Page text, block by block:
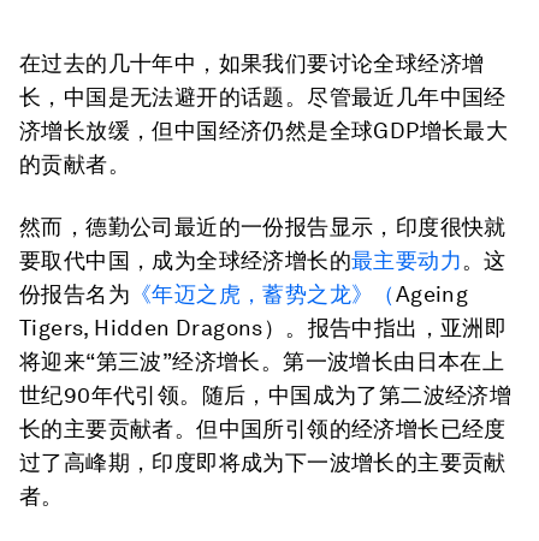
在过去的几十年中，如果我们要讨论全球经济增
长，中国是无法避开的话题。尽管最近几年中国经
济增长放缓，但中国经济仍然是全球GDP增长最大
的贡献者。
然而，德勤公司最近的一份报告显示，印度很快就
要取代中国，成为全球经济增长的最主要动力。这
份报告名为 《年迈之虎，蓄势之龙》（Ageing
Tigers, Hidden Dragons）。报告中指出，亚洲即
将迎来“第三波”经济增长。第一波增长由日本在上
世纪90年代引领。随后，中国成为了第二波经济增
长的主要贡献者。但中国所引领的经济增长已经度
过了高峰期，印度即将成为下一波增长的主要贡献
者。